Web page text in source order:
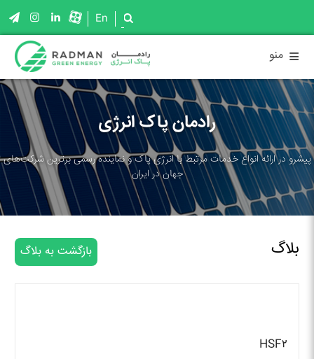
En
≡ منو
رادمان پاک انرژی
پیشرو در ارائه انواع خدمات مرتبط با انرژی پاک و نماینده رسمی برترین شرکت‌های
جهان در ایران
بلاگ بازگشت به بلاگ
HSF۲